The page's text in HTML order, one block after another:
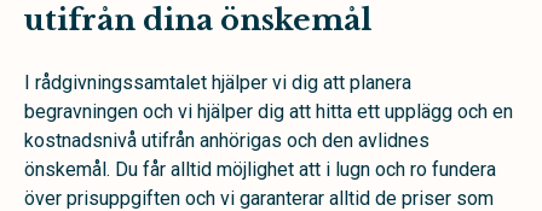
utifrån dina önskemål
I rådgivningssamtalet hjälper vi dig att planera
begravningen och vi hjälper dig att hitta ett upplägg och en
kostnadsnivå utifrån anhörigas och den avlidnes
önskemål. Du får alltid möjlighet att i lugn och ro fundera
över prisuppgiften och vi garanterar alltid de priser som